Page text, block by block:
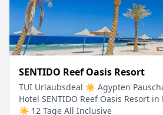
SENTIDO Reef Oasis Resort
TUI Urlaubsdeal ☀ Ägypten
Hotel SENTIDO Reef Oasis Resort
☀ 12 Tage All Inclusive